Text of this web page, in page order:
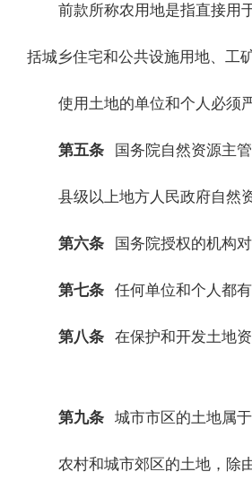
前款所称农用地是指直接用
括城乡住宅和公共设施用地、工
使用土地的单位和个人必须
第五条 国务院自然资源主
县级以上地方人民政府自然
第六条 国务院授权的机构
第七条 任何单位和个人都
第八条 在保护和开发土地
第九条 城市市区的土地属于
农村和城市郊区的土地，除